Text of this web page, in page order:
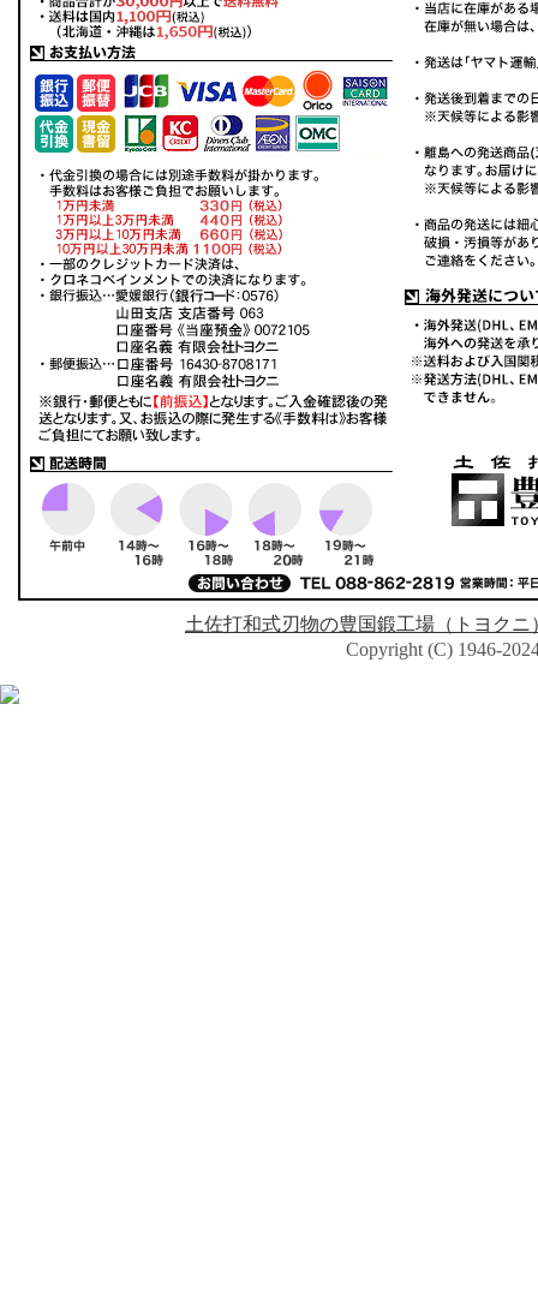
土佐打和式刃物の豊国鍛工場（トヨクニ
Copyright (C) 1946-